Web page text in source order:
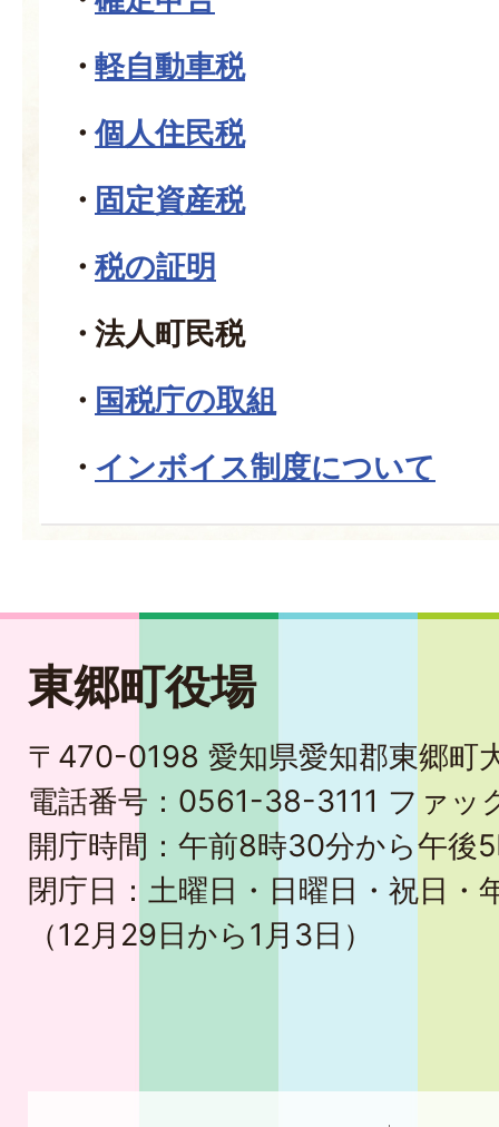
軽自動車税
個人住民税
固定資産税
税の証明
法人町民税
国税庁の取組
インボイス制度について
東郷町役場
〒470-0198 愛知県愛知郡東郷町
電話番号：0561-38-3111 ファ
開庁時間：午前8時30分から午後
閉庁日：土曜日・日曜日・祝日・
（12月29日から1月3日）